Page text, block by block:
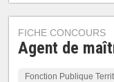
FICHE CONCOURS
Agent de
Fonction Publique